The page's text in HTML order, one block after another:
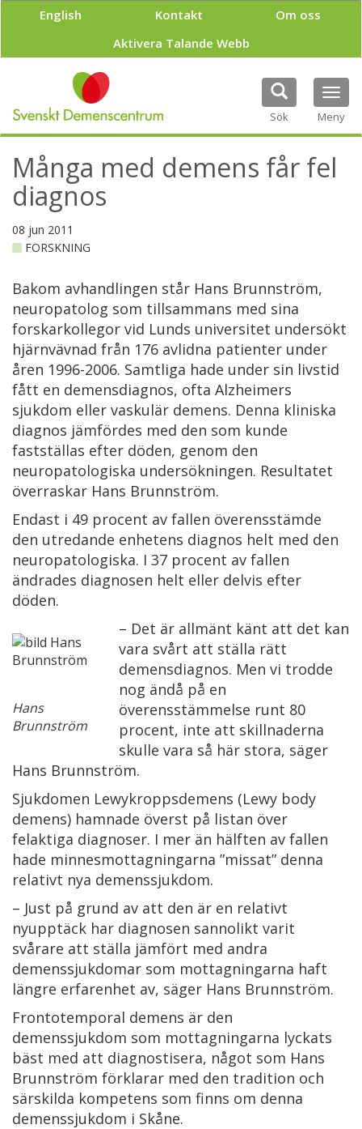
p
l
English Kontakt
Om oss
Aktivera Talande Webb
Sök Meny
Många med demens får fel
diagnos
08 jun 2011
FORSKNING
Bakom avhandlingen står Hans Brunnström,
neuropatolog som tillsammans med sina
forskarkollegor vid Lunds universitet undersökt
hjärnvävnad från 176 avlidna patienter under
åren 1996-2006. Samtliga hade under sin livstid
fått en demensdiagnos, ofta Alzheimers
sjukdom eller vaskulär demens. Denna kliniska
diagnos jämfördes med den som kunde
fastställas efter döden, genom den
neuropatologiska undersökningen. Resultatet
överraskar Hans Brunnström.
Endast i 49 procent av fallen överensstämde
den utredande enhetens diagnos helt med den
neuropatologiska. I 37 procent av fallen
ändrades diagnosen helt eller delvis efter
döden.
Hans
Brunnström
– Det är allmänt känt att det kan
vara svårt att ställa rätt
demensdiagnos. Men vi trodde
nog ändå på en
överensstämmelse runt 80
procent, inte att skillnaderna
skulle vara så här stora, säger
Hans Brunnström.
Sjukdomen Lewykroppsdemens (Lewy body
demens) hamnade överst på listan över
felaktiga diagnoser. I mer än hälften av fallen
hade minnesmottagningarna ”missat” denna
relativt nya demenssjukdom.
– Just på grund av att den är en relativt
nyupptäck har diagnosen sannolikt varit
svårare att ställa jämfört med andra
demenssjukdomar som mottagningarna haft
längre erfarenhet av, säger Hans Brunnström.
Frontotemporal demens är den
demenssjukdom som mottagningarna lyckats
bäst med att diagnostisera, något som Hans
Brunnström förklarar med den tradition och
särskilda kompetens som finns om denna
demenssjukdom i Skåne.